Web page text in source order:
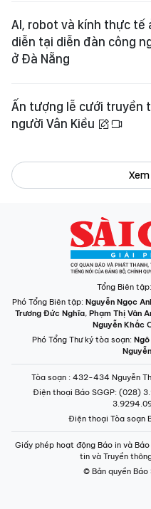
AI, robot và kính thực tế
diễn tại diễn đàn công
ở Đà Nẵng
Ấn tượng lễ cưới truyền
người Vân Kiều
Tổng Biên tập:
Phó Tổng Biên tập: Nguyễn Ngọc
Trương Đức Nghĩa, Phạm Thị Vân
Nguyễn Khắc
Phó Tổng Thư ký tòa soạn: Ngô
Tòa soạn : 432-434 Nguyễn
Điện thoại Báo SGGP: (028)
Điện thoại Tòa soạn
Giấy phép hoạt động Báo in và
tin và Truyền
© Bản quyền Báo